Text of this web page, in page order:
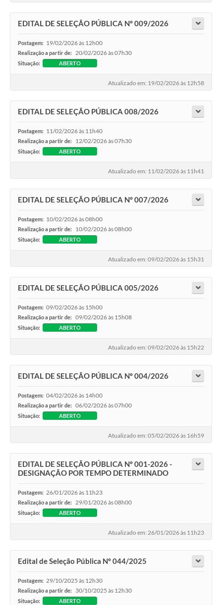
EDITAL DE SELEÇÃO PÚBLICA Nº 009/2026
Postagem: 19/02/2026 às 12h00
Realização a partir de: 20/02/2026 às 07h30
Situação: ABERTO
Atualizado em: 19/02/2026 às 12h58
EDITAL DE SELEÇÃO PÚBLICA 008/2026
Postagem: 11/02/2026 às 11h40
Realização a partir de: 12/02/2026 às 07h30
Situação: ABERTO
Atualizado em: 11/02/2026 às 11h41
EDITAL DE SELEÇÃO PÚBLICA Nº 007/2026
Postagem: 10/02/2026 às 08h00
Realização a partir de: 10/02/2026 às 08h00
Situação: ABERTO
Atualizado em: 09/02/2026 às 15h31
EDITAL DE SELEÇÃO PÚBLICA 005/2026
Postagem: 09/02/2026 às 15h00
Realização a partir de: 09/02/2026 às 15h08
Situação: ABERTO
Atualizado em: 09/02/2026 às 15h22
EDITAL DE SELEÇÃO PÚBLICA Nº 004/2026
Postagem: 04/02/2026 às 14h00
Realização a partir de: 06/02/2026 às 07h00
Situação: ABERTO
Atualizado em: 05/02/2026 às 16h59
EDITAL DE SELEÇÃO PÚBLICA Nº 001-2026 -
DESIGNAÇÃO POR TEMPO DETERMINADO
Postagem: 26/01/2026 às 11h23
Realização a partir de: 29/01/2026 às 08h00
Situação: ABERTO
Atualizado em: 26/01/2026 às 11h23
Edital de Seleção Pública Nº 044/2025
Postagem: 29/10/2025 às 12h30
Realização a partir de: 30/10/2025 às 12h30
Situação: ABERTO